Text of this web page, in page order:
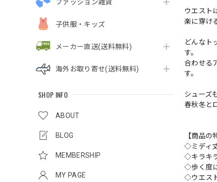
ファッション雑貨
子供服・キッズ
メーカー直送(送料無料)
海外お取り寄せ(送料無料)
SHOP INFO
ABOUT
BLOG
MEMBERSHIP
MY PAGE
ウエスト
楽に穿け
どんなト
す。
合わせる
す。
シューズ
春秋冬と
【商品の
◇ミディ
◇キラキ
◇歩く度
◇ウエス